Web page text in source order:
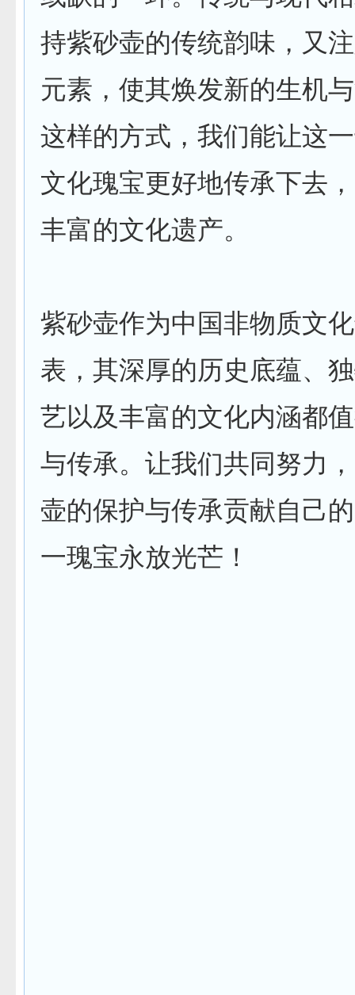
持紫砂壶的传统韵味，又
元素，使其焕发新的生机
这样的方式，我们能让这
文化瑰宝更好地传承下去
丰富的文化遗产。
紫砂壶作为中国非物质文
表，其深厚的历史底蕴、
艺以及丰富的文化内涵都
与传承。让我们共同努力
壶的保护与传承贡献自己
一瑰宝永放光芒！